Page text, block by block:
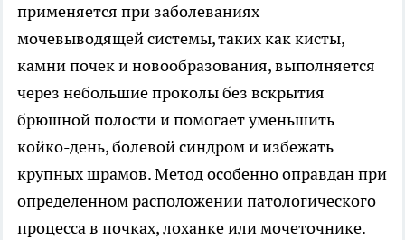
применяется при заболеваниях
мочевыводящей системы, таких как кисты,
камни почек и новообразования, выполняется
через небольшие проколы без вскрытия
брюшной полости и помогает уменьшить
койко-день, болевой синдром и избежать
крупных шрамов. Метод особенно оправдан при
определенном расположении патологического
процесса в почках, лоханке или мочеточнике.